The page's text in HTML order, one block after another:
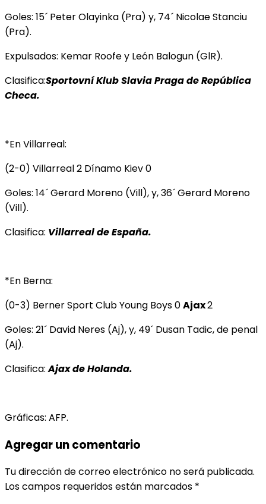
Goles: 15´ Peter Olayinka (Pra) y, 74´ Nicolae Stanciu
(Pra).
Expulsados: Kemar Roofe y León Balogun (GlR).
Clasifica:Sportovní KlubSlavia Praga de República
Checa.
*En Villarreal:
(2-0) Villarreal 2 Dínamo Kiev 0
Goles: 14´ Gerard Moreno (Vill), y, 36´ Gerard Moreno
(Vill).
Clasifica: Villarreal de España.
*En Berna:
(0-3) Berner Sport Club Young Boys 0Ajax2
Goles: 21´ David Neres (Aj), y, 49´ Dusan Tadic, de penal
(Aj).
Clasifica:Ajax de Holanda.
Gráficas: AFP.
Agregar un comentario
Tu dirección de correo electrónico no será publicada.
Los campos requeridos están marcados *